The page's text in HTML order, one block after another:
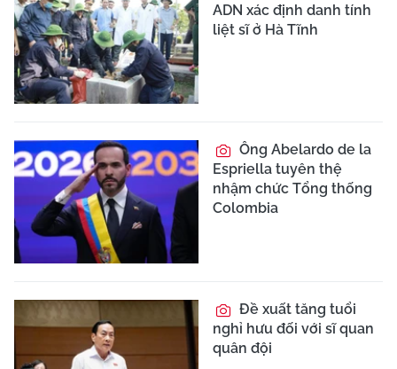
ADN xác định danh tính
liệt sĩ ở Hà Tĩnh
Ông Abelardo de la
Espriella tuyên thệ
nhậm chức Tổng thống
Colombia
Đề xuất tăng tuổi
nghỉ hưu đối với sĩ quan
quân đội